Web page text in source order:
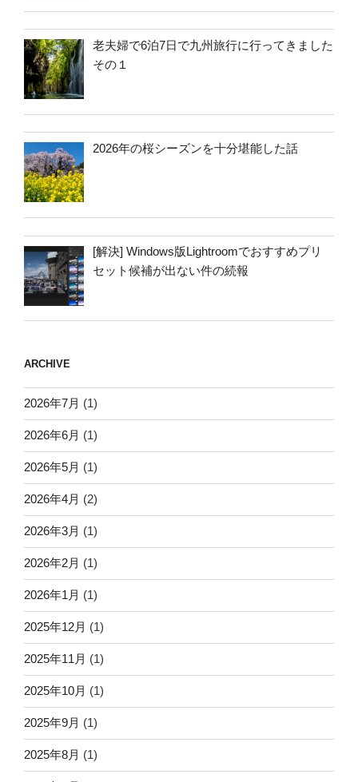
老夫婦で6泊7日で九州旅行に行ってきました
その１
2026年の桜シーズンを十分堪能した話
[解決] Windows版Lightroomでおすすめプリ
セット候補が出ない件の続報
ARCHIVE
2026年7月 (1)
2026年6月 (1)
2026年5月 (1)
2026年4月 (2)
2026年3月 (1)
2026年2月 (1)
2026年1月 (1)
2025年12月 (1)
2025年11月 (1)
2025年10月 (1)
2025年9月 (1)
2025年8月 (1)